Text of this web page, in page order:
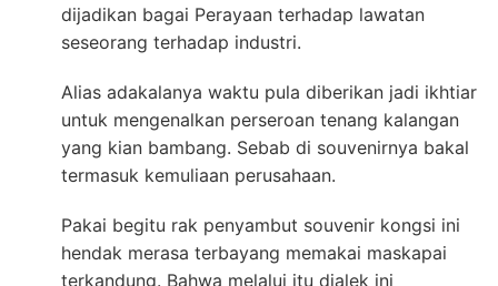
dijadikan bagai Perayaan terhadap lawatan
seseorang terhadap industri.
Alias adakalanya waktu pula diberikan jadi ikhtiar
untuk mengenalkan perseroan tenang kalangan
yang kian bambang. Sebab di souvenirnya bakal
termasuk kemuliaan perusahaan.
Pakai begitu rak penyambut souvenir kongsi ini
hendak merasa terbayang memakai maskapai
terkandung. Bahwa melalui itu dialek ini